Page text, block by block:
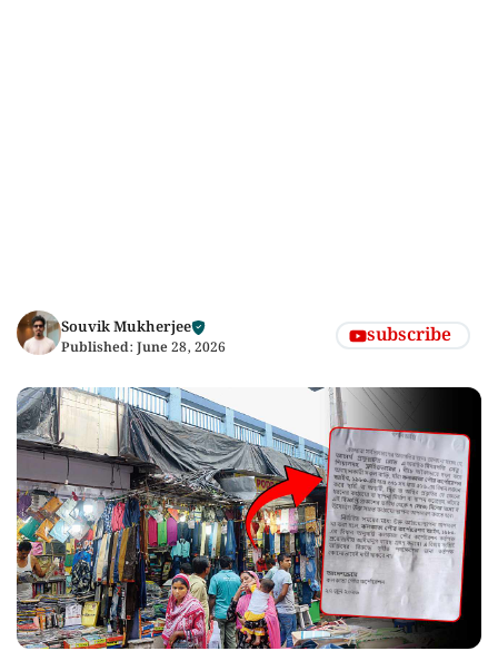
Souvik Mukherjee
Published: June 28, 2026 subscribe